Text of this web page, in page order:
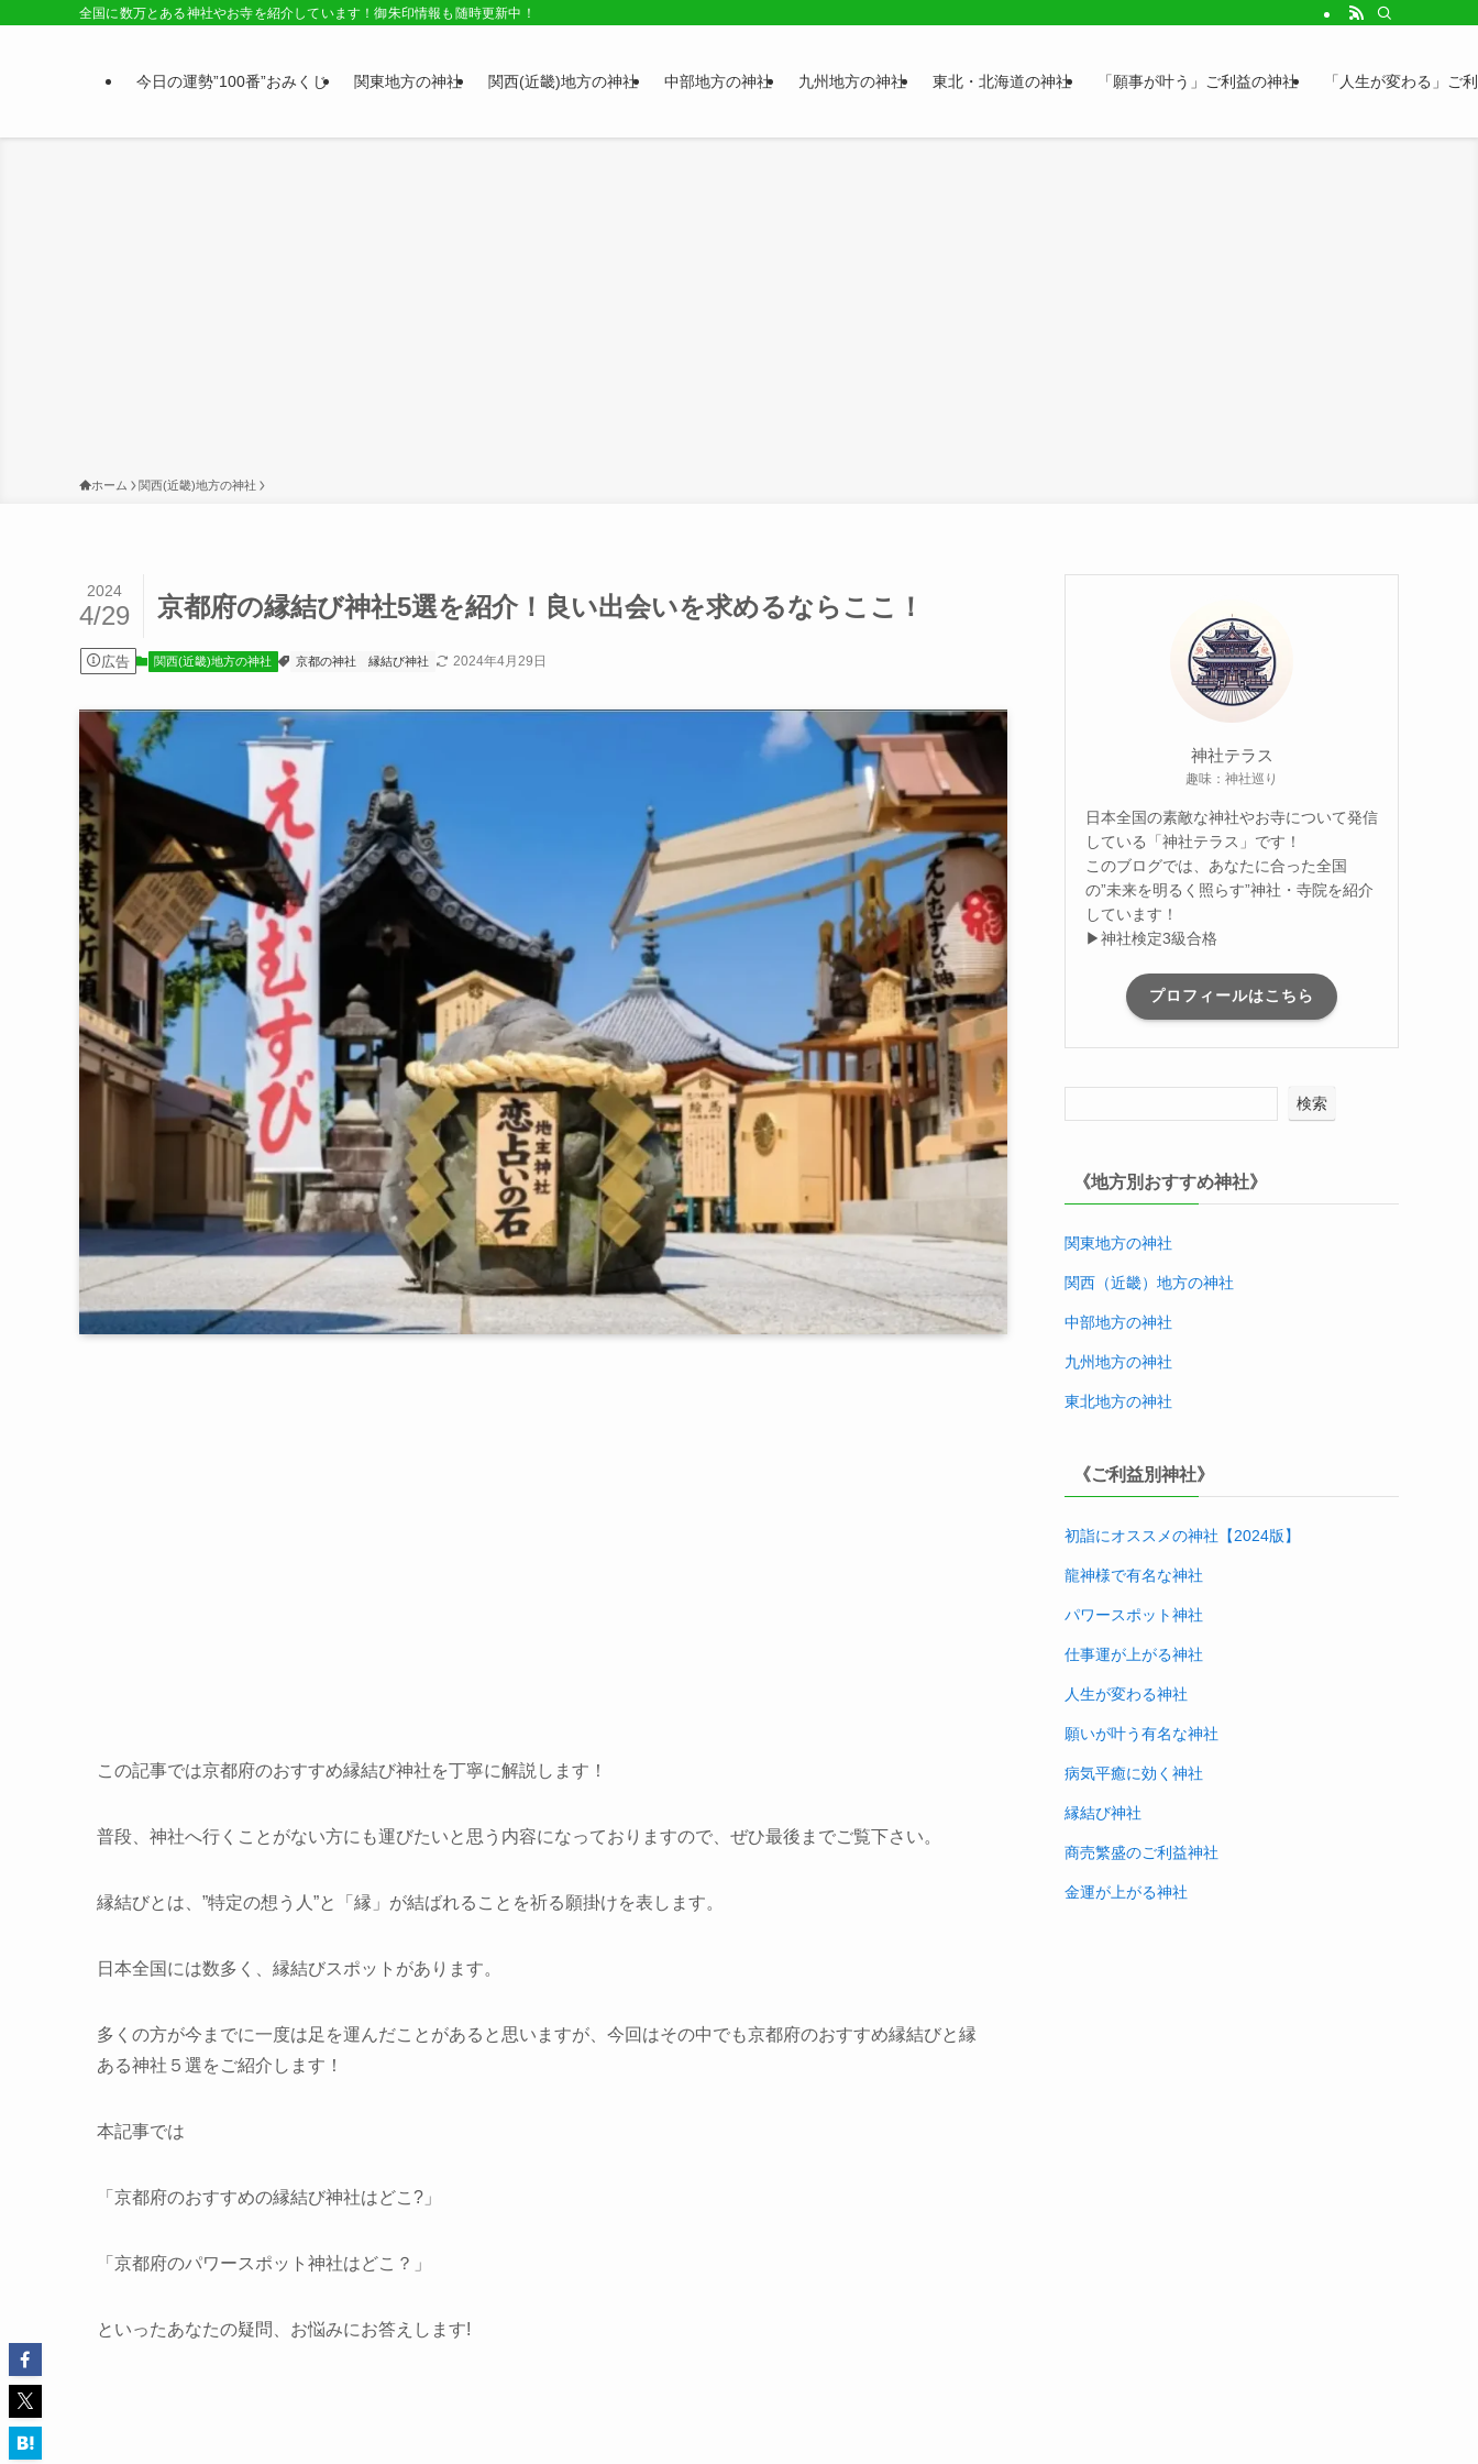
全国に数万とある神社やお寺を紹介しています！御朱印情報も随時更新中！
今日の運勢”100番”おみくじ 関東地方の神社 関西(近畿)地方の神社 中部地方の神社 九州地方の神社 東北・北海道の神社 「願事が叶う」ご利益の神社 「人生が変わる」ご
ホーム 関西(近畿)地方の神社
京都府の縁結び神社5選を紹介！良い出会いを求めるならここ！
2024
4/29
広告 関西(近畿)地方の神社 京都の神社 縁結び神社 2024年4月29日
この記事では京都府のおすすめ縁結び神社を丁寧に解説します！
普段、神社へ行くことがない方にも運びたいと思う内容になっておりますので、ぜひ最後までご覧下さい。
縁結びとは、”特定の想う人”と「縁」が結ばれることを祈る願掛けを表します。
日本全国には数多く、縁結びスポットがあります。
多くの方が今までに一度は足を運んだことがあると思いますが、今回はその中でも京都府のおすすめ縁結びと縁
ある神社５選をご紹介します！
本記事では
「京都府のおすすめの縁結び神社はどこ?」
「京都府のパワースポット神社はどこ？」
といったあなたの疑問、お悩みにお答えします!
神社テラス
趣味：神社巡り
日本全国の素敵な神社やお寺について発信
している「神社テラス」です！
このブログでは、あなたに合った全国
の”未来を明るく照らす”神社・寺院を紹介
しています！
▶神社検定3級合格
プロフィールはこちら
検索
《地方別おすすめ神社》
関東地方の神社
関西（近畿）地方の神社
中部地方の神社
九州地方の神社
東北地方の神社
《ご利益別神社》
初詣にオススメの神社【2024版】
龍神様で有名な神社
パワースポット神社
仕事運が上がる神社
人生が変わる神社
願いが叶う有名な神社
病気平癒に効く神社
縁結び神社
商売繁盛のご利益神社
金運が上がる神社